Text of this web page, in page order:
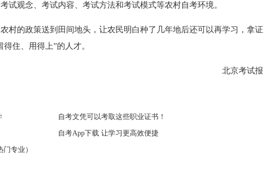
试观念、考试内容、考试方法和考试模式等农村自考环境。
的政策送到田间地头，让农民明白种了几年地后还可以再学习，拿证
住、用得上”的人才。
北京考试报
自考文凭可以考取这些职业证书！
自考App下载 让学习更高效便捷
专业）